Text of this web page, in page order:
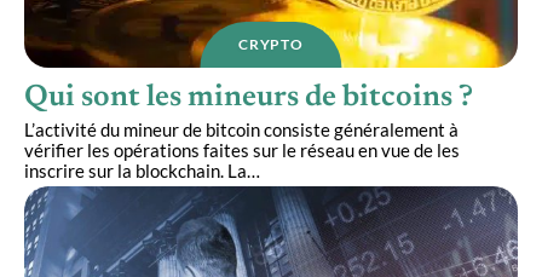
CRYPTO
Qui sont les mineurs de bitcoins ?
L’activité du mineur de bitcoin consiste généralement à
vérifier les opérations faites sur le réseau en vue de les
inscrire sur la blockchain. La…